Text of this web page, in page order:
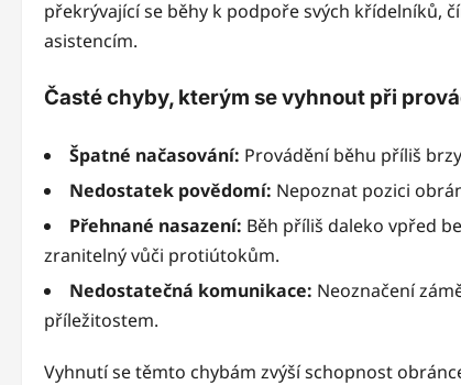
překrývající se běhy k podpoře svých křídelníků,
asistencím.
Časté chyby, kterým se vyhnout při
Špatné načasování: Provádění běhu příliš
Nedostatek povědomí: Nepoznat pozici
Přehnané nasazení: Běh příliš daleko vpřed
zranitelný vůči protiútokům.
Nedostatečná komunikace: Neoznačení
příležitostem.
Vyhnutí se těmto chybám zvýší schopnost